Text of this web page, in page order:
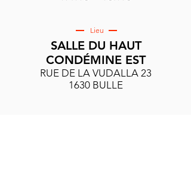
Lieu
SALLE DU HAUT
CONDÉMINE EST
RUE DE LA VUDALLA 23
1630 BULLE